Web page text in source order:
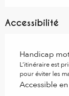
Accessibilité
Handicap
L’itinéraire est
pour éviter les
Accessible